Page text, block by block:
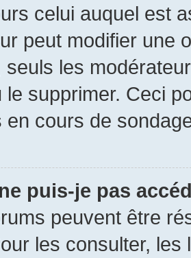
celui auquel est
peut modifier une
seuls les
le supprimer. Ceci
en cours de
puis-je pas
peuvent être
les consulter,